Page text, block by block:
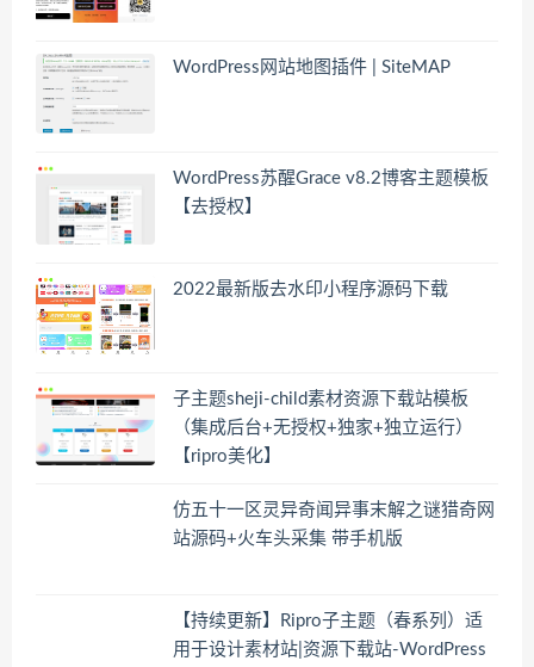
WordPress网站地图插件 | SiteMAP
WordPress苏醒Grace v8.2博客主题模板
【去授权】
2022最新版去水印小程序源码下载
子主题sheji-child素材资源下载站模板
（集成后台+无授权+独家+独立运行）
【ripro美化】
仿五十一区灵异奇闻异事末解之谜猎奇网
站源码+火车头采集 带手机版
【持续更新】Ripro子主题（春系列）适
用于设计素材站|资源下载站-WordPress